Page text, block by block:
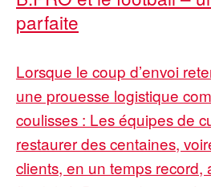
parfaite
Lorsque le coup d’envoi
une prouesse logistique
coulisses : Les équipes de
restaurer des centaines,
clients, en un temps record,